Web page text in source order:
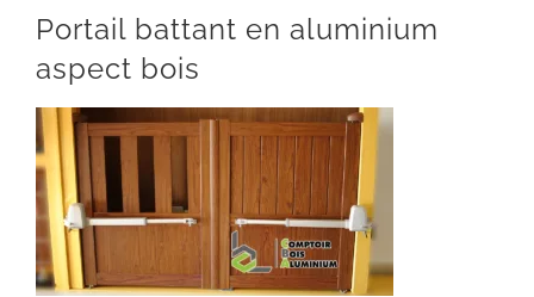
Portail battant en aluminium
aspect bois